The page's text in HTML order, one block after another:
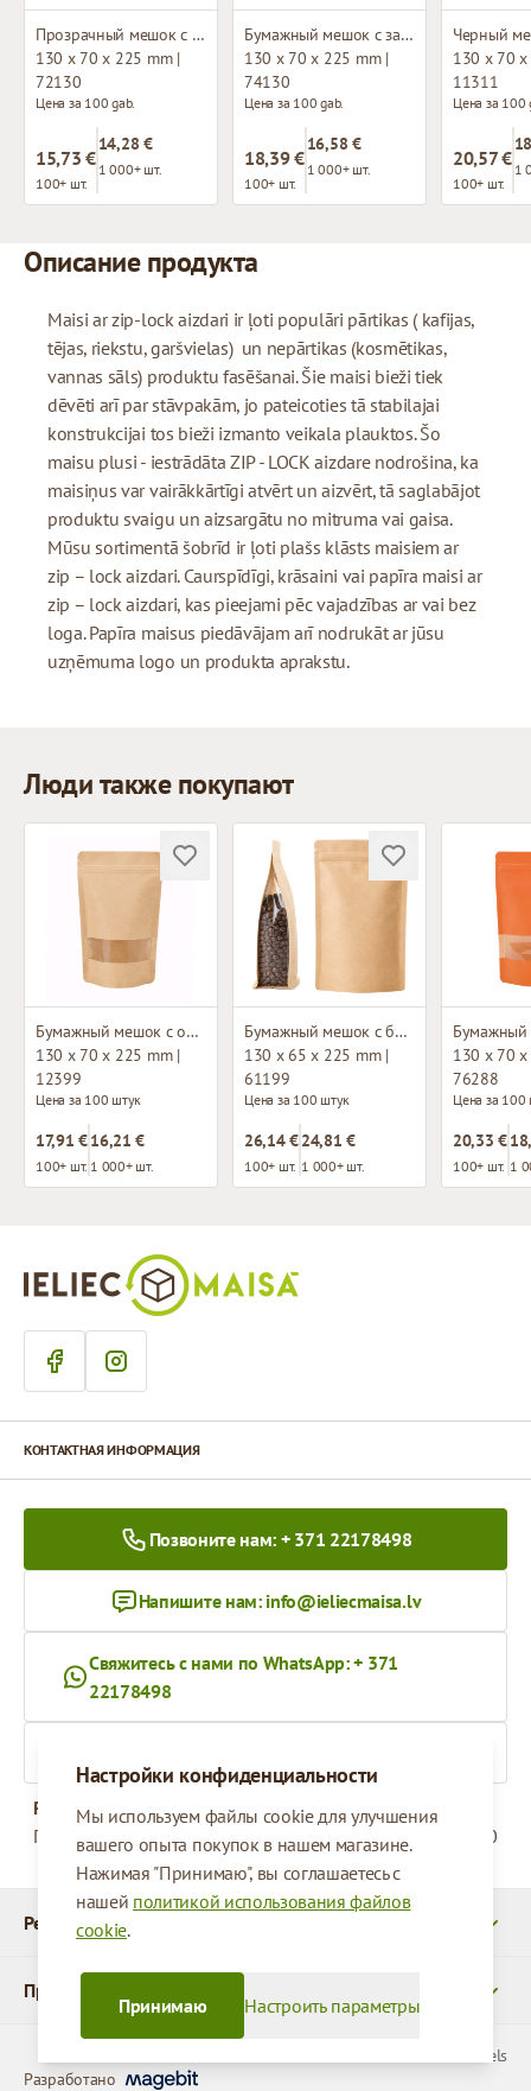
Прозрачный мешок с застежкой зип-лок
130 x 70 x 225 mm |
72130
Цена за 100 gab.
15,73 €
100+ шт.
14,28 €
1 000+ шт.
Бумажный мешок с застежкой зип-лок
130 x 70 x 225 mm |
74130
Цена за 100 gab.
18,39 €
100+ шт.
16,58 €
1 000+ шт.
130 x 70
11311
Цена за 100
20,57 €
100+ шт.
1
Описание продукта
Maisi ar zip-lock aizdari ir ļoti populāri pārtikas ( kafijas,
tējas, riekstu, garšvielas) un nepārtikas (kosmētikas,
vannas sāls) produktu fasēšanai. Šie maisi bieži tiek
dēvēti arī par stāvpakām, jo pateicoties tā stabilajai
konstrukcijai tos bieži izmanto veikala plauktos. Šo
maisu plusi - iestrādāta ZIP - LOCK aizdare nodrošina, ka
maisiņus var vairākkārtīgi atvērt un aizvērt, tā saglabājot
produktu svaigu un aizsargātu no mitruma vai gaisa.
Mūsu sortimentā šobrīd ir ļoti plašs klāsts maisiem ar
zip – lock aizdari. Caurspīdīgi, krāsaini vai papīra maisi ar
zip – lock aizdari, kas pieejami pēc vajadzības ar vai bez
loga. Papīra maisus piedāvājam arī nodrukāt ar jūsu
uzņēmuma logo un produkta aprakstu.
Люди также покупают
Бумажный мешок с окном и застежкой зип-лок
130 x 70 x 225 mm |
12399
Цена за 100 штук
17,91 €
100+ шт.
16,21 €
1 000+ шт.
Бумажный мешок с боковым окном и застежкой зип-лок
130 x 65 x 225 mm |
61199
Цена за 100 штук
26,14 €
100+ шт.
24,81 €
1 000+ шт.
130 x 70
76288
Цена за 100
20,33 €
100+ шт. 1
Настройки конфиденциальности
Мы используем файлы cookie для улучшения
вашего опыта покупок в нашем магазине.
Нажимая "Принимаю", вы соглашаетесь с
нашей политикой использования файлов
cookie.
Настроить параметры
Принимаю
Реквизиты
Продукты
КОНТАКТНАЯ ИНФОРМАЦИЯ
Позвоните нам: + 371 22178498
Напишите нам: info@ieliecmaisa.lv
Свяжитесь с нами по WhatsApp: + 371
22178498
Рабочее время
Понедельник - Пятница
09:00 - 17:00
© 2026 SIA Parcels
Разработано